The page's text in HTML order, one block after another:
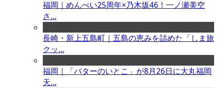
福岡｜めんべい25周年×乃木坂46！一ノ瀬美空
さ...
長崎・新上五島町｜五島の恵みを詰めた「しま旅
クッ...
福岡｜「バターのいとこ」が8月26日に大丸福岡
天...